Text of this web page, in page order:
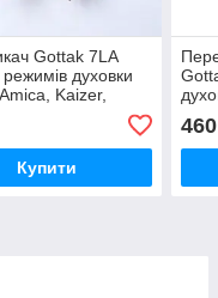
Gottak 7LA
духовки
Kaizer,
Купити
460